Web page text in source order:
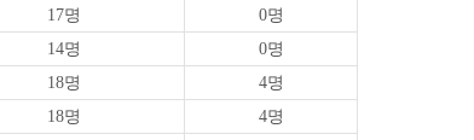
17명
0명
14명
0명
18명
4명
18명
4명